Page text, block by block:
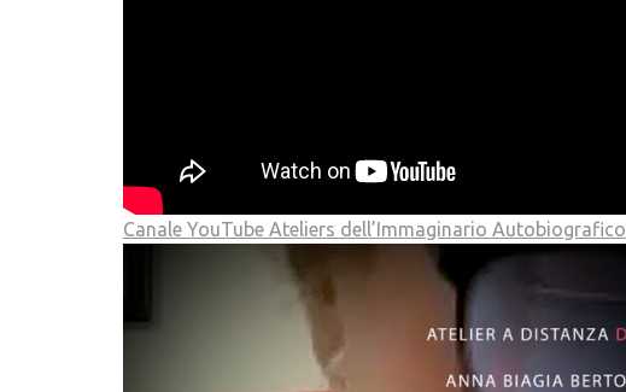
Canale YouTube Ateliers dell’Immaginario Autobiografico